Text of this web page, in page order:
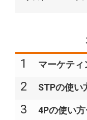
1 マーケティ
2 STPの使い
3 4Pの使い